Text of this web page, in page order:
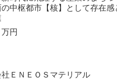
の中枢都市【核】として存在
円
社ＥＮＥＯＳマテリアル